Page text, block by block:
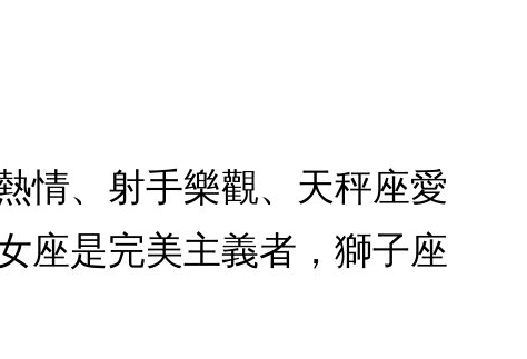
情、射手樂觀、天秤座愛
座是完美主義者，獅子座